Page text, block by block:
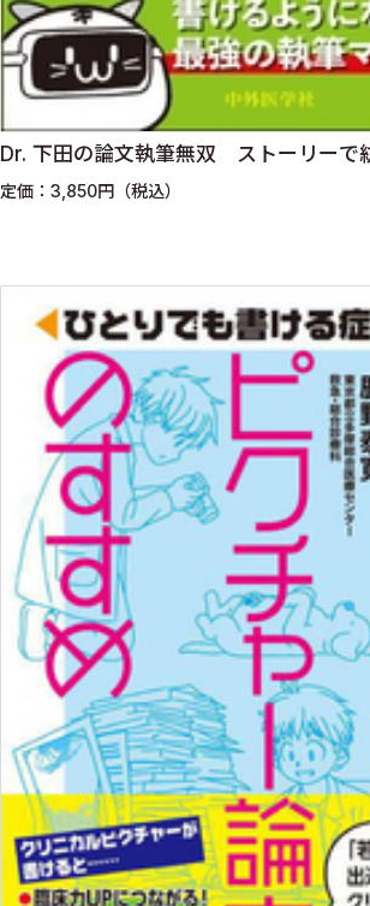
Dr. 下田の論文執筆無双 ストーリーで
定価：3,850円（税込）